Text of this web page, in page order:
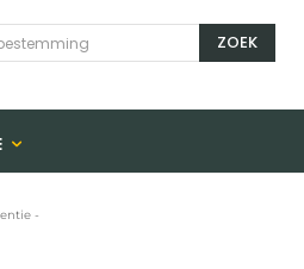
ZOEK
-